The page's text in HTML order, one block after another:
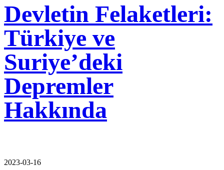
Devletin Felaketleri:
Türkiye ve
Suriye’deki
Depremler
Hakkında
2023-03-16